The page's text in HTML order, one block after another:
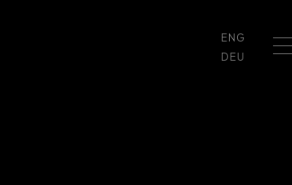
ENG
DEU